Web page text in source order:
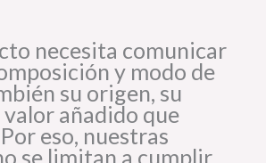
necesita comunicar
y modo de
su origen, su
añadido que
eso, nuestras
se limitan a cumplir